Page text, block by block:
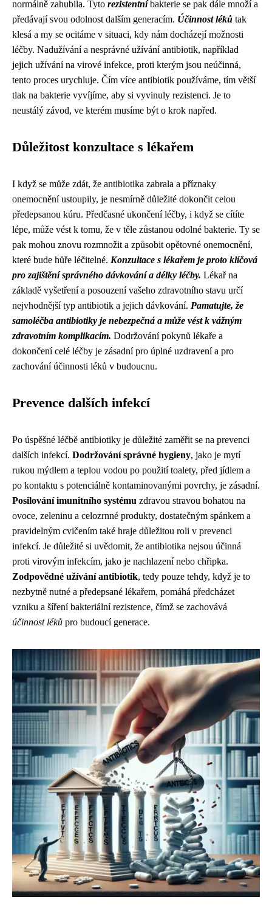
normálně zahubila. Tyto rezistentníbakterie se pak dále množí a
předávají svou odolnost dalším generacím. Účinnost léků tak
klesá a my se ocitáme v situaci, kdy nám docházejí možnosti
léčby. Nadužívání a nesprávné užívání antibiotik, například
jejich užívání na virové infekce, proti kterým jsou neúčinná,
tento proces urychluje. Čím více antibiotik používáme, tím větší
tlak na bakterie vyvíjíme, aby si vyvinuly rezistenci. Je to
neustálý závod, ve kterém musíme být o krok napřed.
Důležitost konzultace s lékařem
I když se může zdát, že antibiotika zabrala a příznaky
onemocnění ustoupily, je nesmírně důležité dokončit celou
předepsanou kúru. Předčasné ukončení léčby, i když se cítíte
lépe, může vést k tomu, že v těle zůstanou odolné bakterie. Ty se
pak mohou znovu rozmnožit a způsobit opětovné onemocnění,
které bude hůře léčitelné. Konzultace s lékařem je proto klíčová
pro zajištění správného dávkování a délky léčby. Lékař na
základě vyšetření a posouzení vašeho zdravotního stavu určí
nejvhodnější typ antibiotik a jejich dávkování. Pamatujte, že
samoléčba antibiotiky je nebezpečná a může vést k vážným
zdravotním komplikacím. Dodržování pokynů lékaře a
dokončení celé léčby je zásadní pro úplné uzdravení a pro
zachování účinnosti léků v budoucnu.
Prevence dalších infekcí
Po úspěšné léčbě antibiotiky je důležité zaměřit se na prevenci
dalších infekcí. Dodržování správné hygieny, jako je mytí
rukou mýdlem a teplou vodou po použití toalety, před jídlem a
po kontaktu s potenciálně kontaminovanými povrchy, je zásadní.
Posilování imunitního systému zdravou stravou bohatou na
ovoce, zeleninu a celozrnné produkty, dostatečným spánkem a
pravidelným cvičením také hraje důležitou roli v prevenci
infekcí. Je důležité si uvědomit, že antibiotika nejsou účinná
proti virovým infekcím, jako je nachlazení nebo chřipka.
Zodpovědné užívání antibiotik, tedy pouze tehdy, když je to
nezbytně nutné a předepsané lékařem, pomáhá předcházet
vzniku a šíření bakteriální rezistence, čímž se zachovává
účinnost léků pro budoucí generace.